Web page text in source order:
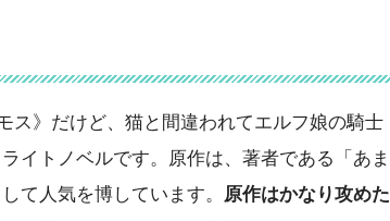
ス》だけど、猫と間違われてエルフ娘の騎士
イトノベルです。原作は、著者である「あま
て人気を博しています。 原作はかなり攻めた